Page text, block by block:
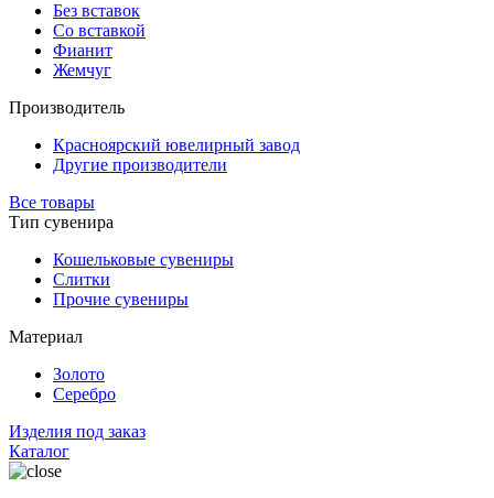
Без вставок
Со вставкой
Фианит
Жемчуг
Производитель
Красноярский ювелирный завод
Другие производители
Все товары
Тип сувенира
Кошельковые сувениры
Слитки
Прочие сувениры
Материал
Золото
Серебро
Изделия под заказ
Каталог